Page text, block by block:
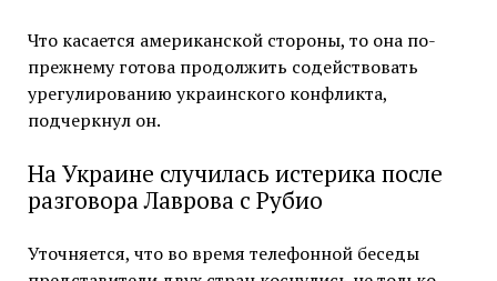
Что касается американской стороны, то она по-
прежнему готова продолжить содействовать
урегулированию украинского конфликта,
подчеркнул он.
На Украине случилась истерика после
разговора Лаврова с Рубио
Уточняется, что во время телефонной беседы